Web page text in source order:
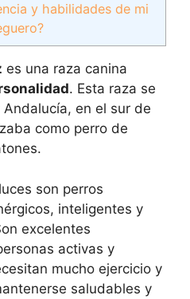
y habilidades de mi
es una raza canina
. Esta raza se
en el sur de
como perro de
son perros
inteligentes y
excelentes
activas y
mucho ejercicio y
saludables y